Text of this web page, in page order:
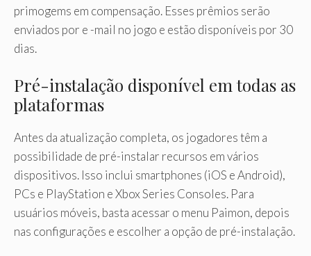
primogems em compensação. Esses prêmios serão
enviados por e -mail no jogo e estão disponíveis por 30
dias.
Pré-instalação disponível em todas as
plataformas
Antes da atualização completa, os jogadores têm a
possibilidade de pré-instalar recursos em vários
dispositivos. Isso inclui smartphones (iOS e Android),
PCs e PlayStation e Xbox Series Consoles. Para
usuários móveis, basta acessar o menu Paimon, depois
nas configurações e escolher a opção de pré-instalação.